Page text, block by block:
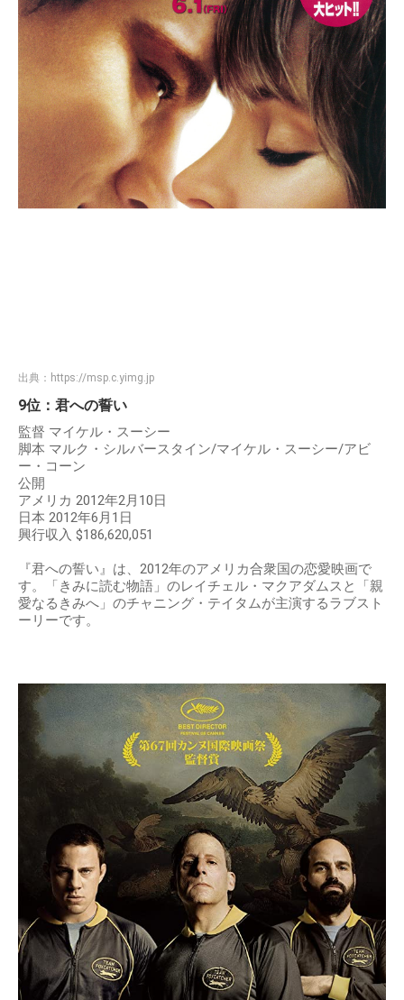
出典： https://msp.c.yimg.jp
9位：君への誓い
監督 マイケル・スーシー
脚本 マルク・シルバースタイン/マイケル・スーシー/アビ
ー・コーン
公開
アメリカ 2012年2月10日
日本 2012年6月1日
興行収入 $186,620,051
『君への誓い』は、2012年のアメリカ合衆国の恋愛映画で
す。「きみに読む物語」のレイチェル・マクアダムスと「親
愛なるきみへ」のチャニング・テイタムが主演するラブスト
ーリーです。